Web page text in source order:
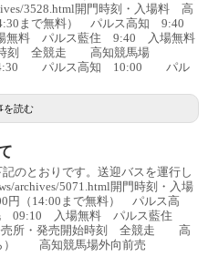
3528.html開門時刻・入場料 高
まで無料） パルス高知 9:40
無料 パルス藍住 9:40 入場無料
時刻 全競走 高知競馬場
パルス高知 10:00 パル
を読む
のとおりです。送迎バスを運行し
archives/5071.html開門時刻・入場
（14:00まで無料） パルス高
09:10 入場無料 パルス藍住
売所・発売開始時刻 全競走 高
） 高知競馬場外向前売